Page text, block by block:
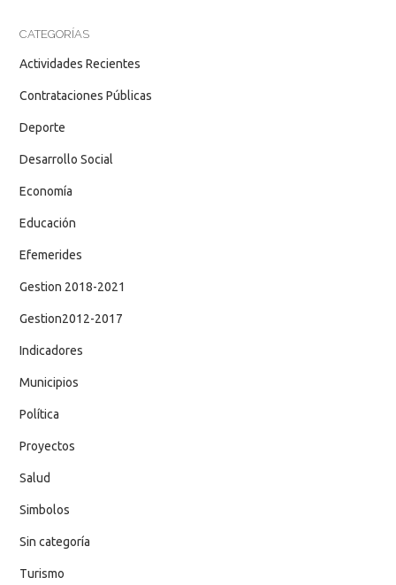
CATEGORÍAS
Actividades Recientes
Contrataciones Públicas
Deporte
Desarrollo Social
Economía
Educación
Efemerides
Gestion 2018-2021
Gestion2012-2017
Indicadores
Municipios
Política
Proyectos
Salud
Simbolos
Sin categoría
Turismo